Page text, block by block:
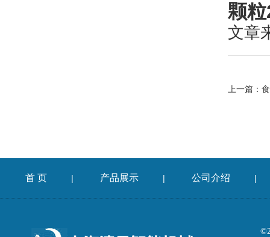
颗
文章
上一篇：
首 页 | 产品展示 | 公司介绍 |